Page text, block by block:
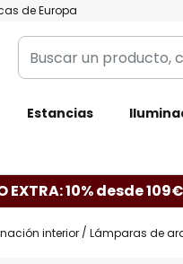
de Europa
Buscar
un
categoría,
Estancias
EXTRA: 10% desde
interior Lámparas de